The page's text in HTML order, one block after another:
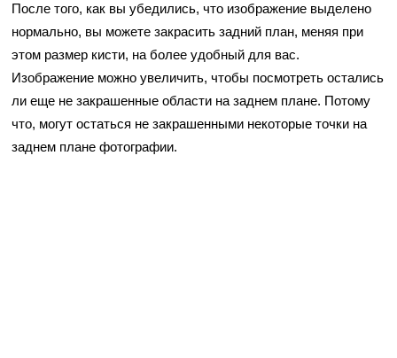
После того, как вы убедились, что изображение выделено
нормально, вы можете закрасить задний план, меняя при
этом размер кисти, на более удобный для вас.
Изображение можно увеличить, чтобы посмотреть остались
ли еще не закрашенные области на заднем плане. Потому
что, могут остаться не закрашенными некоторые точки на
заднем плане фотографии.